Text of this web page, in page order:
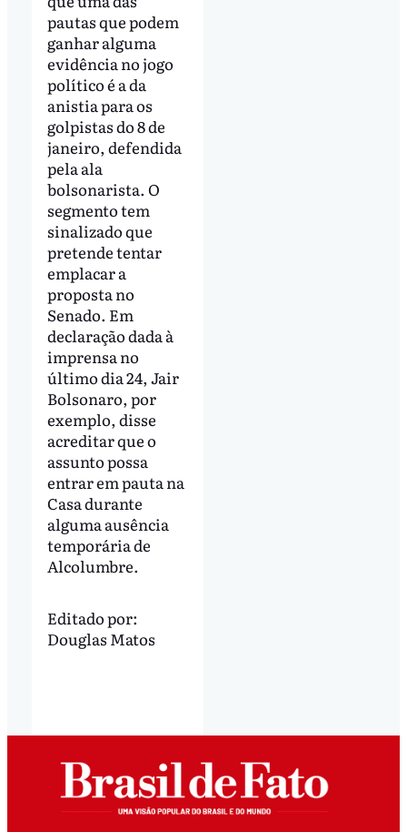
pautas que podem
ganhar alguma
evidência no jogo
político é a da
anistia para os
golpistas do 8 de
janeiro, defendida
pela ala
bolsonarista. O
segmento tem
sinalizado que
pretende tentar
emplacar a
proposta no
Senado. Em
declaração dada à
imprensa no
último dia 24, Jair
Bolsonaro, por
exemplo, disse
acreditar que o
assunto possa
entrar em pauta na
Casa durante
alguma ausência
temporária de
Alcolumbre.
Editado por:
Douglas Matos